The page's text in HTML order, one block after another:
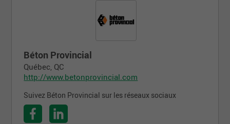
Béton Provincial
Québec, QC
http://www.betonprovincial.com
Suivez Béton Provincial sur les réseaux sociaux